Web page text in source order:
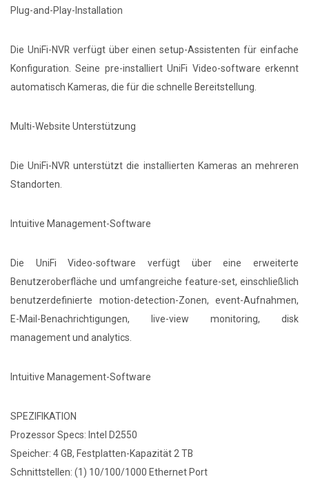
Plug-and-Play-Installation
Die UniFi-NVR verfügt über einen setup-Assistenten für einfache
Konfiguration. Seine pre-installiert UniFi Video-software erkennt
automatisch Kameras, die für die schnelle Bereitstellung.
Multi-Website Unterstützung
Die UniFi-NVR unterstützt die installierten Kameras an mehreren
Standorten.
Intuitive Management-Software
Die UniFi Video-software verfügt über eine erweiterte
Benutzeroberfläche und umfangreiche feature-set, einschließlich
benutzerdefinierte motion-detection-Zonen, event-Aufnahmen,
E-Mail-Benachrichtigungen, live-view monitoring, disk
management und analytics.
Intuitive Management-Software
SPEZIFIKATION
Prozessor Specs: Intel D2550
Speicher: 4 GB, Festplatten-Kapazität 2 TB
Schnittstellen: (1) 10/100/1000 Ethernet Port